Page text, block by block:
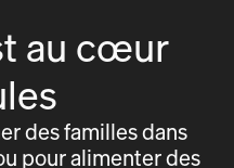
au cœur
des familles dans
pour alimenter des